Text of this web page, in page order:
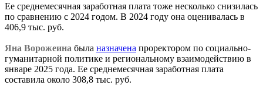
Ее среднемесячная заработная плата тоже несколько снизилась
по сравнению с 2024 годом. В 2024 году она оценивалась в
406,9 тыс. руб.
Яна Ворожеина была назначена проректором по социально-
гуманитарной политике и региональному взаимодействию в
январе 2025 года. Ее среднемесячная заработная плата
составила около 308,8 тыс. руб.